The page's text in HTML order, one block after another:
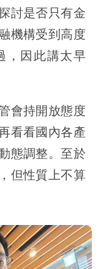
討是否只有金
機構受到高度
，因此講太早
會持開放態度
看看國內各產
態調整。至於
但性質上不算